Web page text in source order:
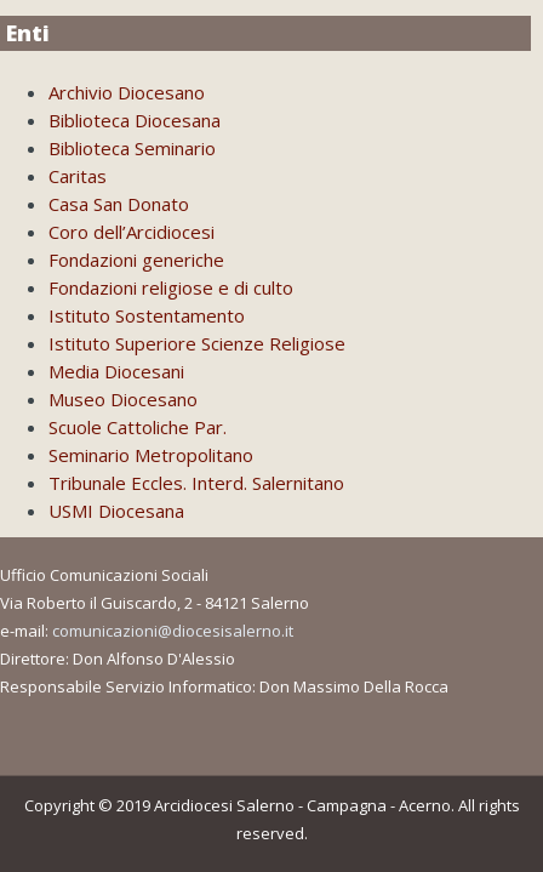
Enti
Archivio Diocesano
Biblioteca Diocesana
Biblioteca Seminario
Caritas
Casa San Donato
Coro dell’Arcidiocesi
Fondazioni generiche
Fondazioni religiose e di culto
Istituto Sostentamento
Istituto Superiore Scienze Religiose
Media Diocesani
Museo Diocesano
Scuole Cattoliche Par.
Seminario Metropolitano
Tribunale Eccles. Interd. Salernitano
USMI Diocesana
Ufficio Comunicazioni Sociali
Via Roberto il Guiscardo, 2 - 84121 Salerno
e-mail: comunicazioni@diocesisalerno.it
Direttore: Don Alfonso D'Alessio
Responsabile Servizio Informatico: Don Massimo Della Rocca
Copyright © 2019 Arcidiocesi Salerno - Campagna - Acerno. All rights
reserved.